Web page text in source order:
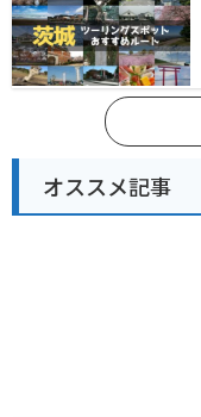
オススメ記事